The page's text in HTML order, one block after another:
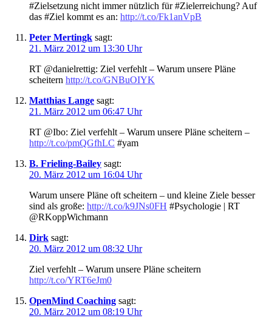
#Zielsetzung nicht immer nützlich für #Zielerreichung? Auf
das #Ziel kommt es an: http://t.co/Fk1anVpB
Peter Mertingk sagt:
21. März 2012 um 13:30 Uhr
RT @danielrettig: Ziel verfehlt – Warum unsere Pläne
scheitern http://t.co/GNBuOIYK
Matthias Lange sagt:
21. März 2012 um 06:47 Uhr
RT @Ibo: Ziel verfehlt – Warum unsere Pläne scheitern –
http://t.co/pmQGfhLC #yam
B. Frieling-Bailey sagt:
20. März 2012 um 16:04 Uhr
Warum unsere Pläne oft scheitern – und kleine Ziele besser
sind als große: http://t.co/k9JNs0FH #Psychologie | RT
@RKoppWichmann
Dirk sagt:
20. März 2012 um 08:32 Uhr
Ziel verfehlt – Warum unsere Pläne scheitern
http://t.co/YRT6eJm0
OpenMind Coaching sagt:
20. März 2012 um 08:19 Uhr